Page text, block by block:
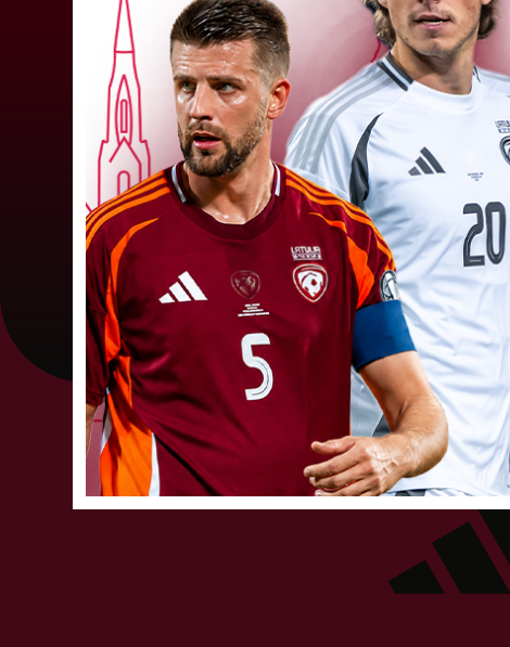
LFF DK 6. augusta lēmumi
LFF Disciplinārlietu komitejas sēdes protokols
Nr. DK 26/-38 Rīgā, 2026. gada 6. augustā.
Piedalās:Komitejas locekļi: Jevgenija
Tverjanoviča-Bore, Raivis Grīnbergs...
07. augusts 2026.